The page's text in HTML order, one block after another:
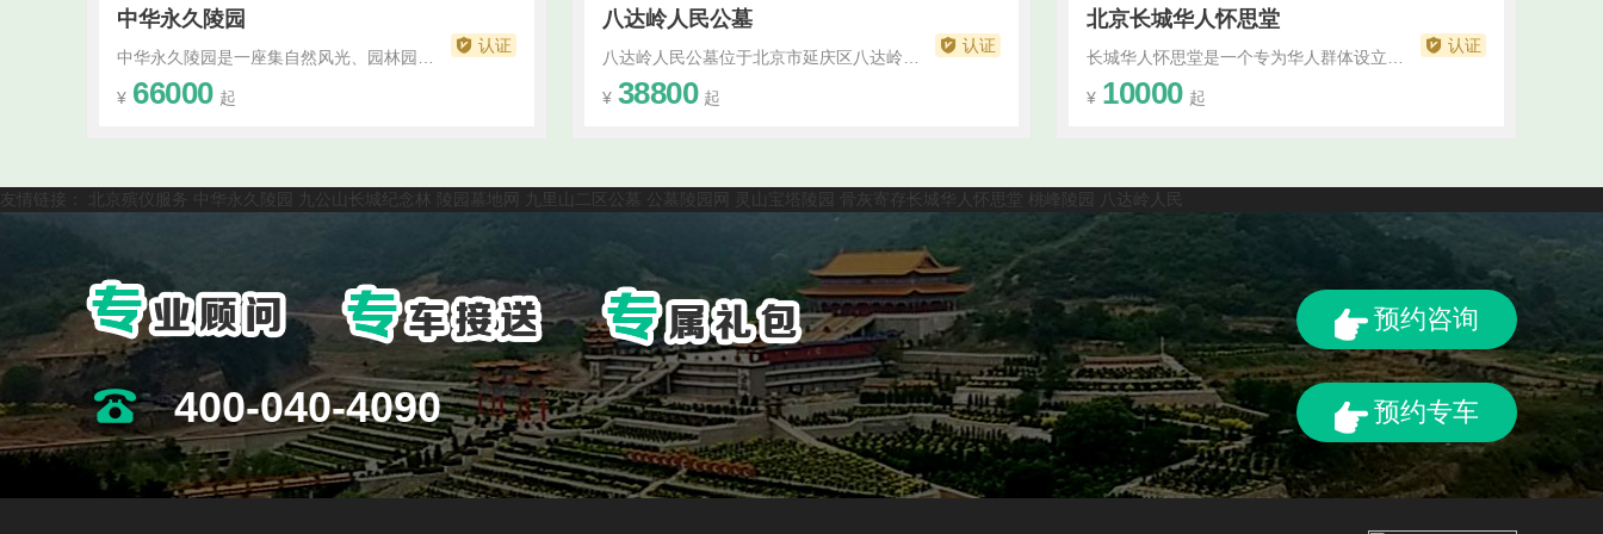
中华永久陵园
认证
¥ 66000 起
八达岭人民公墓
认证
¥ 38800 起
北京长城华人怀思堂
认证
¥ 10000 起
友情链接： 北京殡仪服务 中华永久陵园 九公山长城纪念林 陵园墓地网 九里山二区公墓 公墓陵园网 灵山宝塔陵园 骨灰寄存长城华人怀思堂 桃峰陵园 八达岭人民
400-040-4090
预约咨询
预约专车